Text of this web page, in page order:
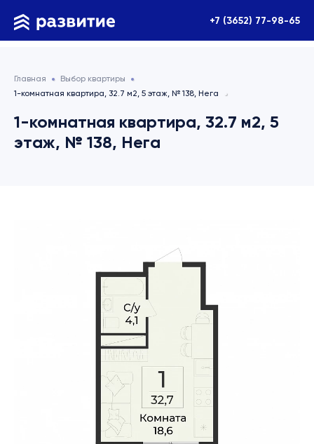
+7 (3652) 77-98-65
Главная
Выбор квартиры
1-комнатная квартира, 32.7 м2, 5 этаж, № 138, Нега
1-комнатная квартира, 32.7 м2, 5
этаж, № 138, Нега